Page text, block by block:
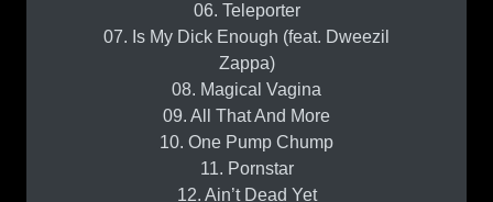
06. Teleporter
07. Is My Dick Enough (feat. Dweezil
Zappa)
08. Magical Vagina
09. All That And More
10. One Pump Chump
11. Pornstar
12. Ain’t Dead Yet